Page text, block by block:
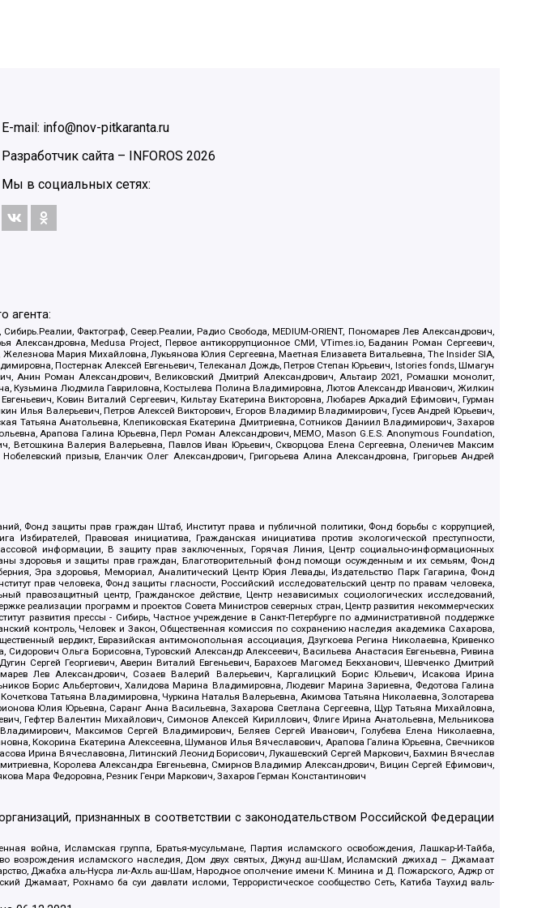
E-mail: info@nov-pitkaranta.ru
Разработчик сайта – INFOROS 2026
Мы в социальных сетях:
агента:
Фактограф, Север.Реалии, Радио Свобода, MEDIUM-ORIENT, Пономарев Лев Александрович,
Medusa Project, Первое антикоррупционное СМИ, VTimes.io, Баданин Роман Сергеевич,
Мария Михайловна, Лукьянова Юлия Сергеевна, Маетная Елизавета Витальевна, The Insider SIA,
Постернак Алексей Евгеньевич, Телеканал Дождь, Петров Степан Юрьевич, Istories fonds, Шмагун
Анин Роман Александрович, Великовский Дмитрий Александрович, Альтаир 2021, Ромашки монолит,
Кузьмина Людмила Гавриловна, Костылева Полина Владимировна, Лютов Александр Иванович, Жилкин
Ковин Виталий Сергеевич, Кильтау Екатерина Викторовна, Любарев Аркадий Ефимович, Гурман
Илья Валерьевич, Петров Алексей Викторович, Егоров Владимир Владимирович, Гусев Андрей Юрьевич,
Анатольевна, Клепиковская Екатерина Дмитриевна, Сотников Даниил Владимирович, Захаров
Арапова Галина Юрьевна, Перл Роман Александрович, МЕМО, Mason G.E.S. Anonymous Foundation,
Валерия Валерьевна, Павлов Иван Юрьевич, Скворцова Елена Сергеевна, Оленичев Максим
призыв, Еланчик Олег Александрович, Григорьева Алина Александровна, Григорьев Андрей
Фонд защиты прав граждан Штаб, Институт права и публичной политики, Фонд борьбы с коррупцией,
Правовая инициатива, Гражданская инициатива против экологической преступности,
информации, В защиту прав заключенных, Горячая Линия, Центр социально-информационных
здоровья и защиты прав граждан, Благотворительный фонд помощи осужденным и их семьям, Фонд
Эра здоровья, Мемориал, Аналитический Центр Юрия Левады, Издательство Парк Гагарина, Фонд
прав человека, Фонд защиты гласности, Российский исследовательский центр по правам человека,
правозащитный центр, Гражданское действие, Центр независимых социологических исследований,
реализации программ и проектов Совета Министров северных стран, Центр развития некоммерческих
развития прессы - Сибирь, Частное учреждение в Санкт-Петербурге по административной поддержке
контроль, Человек и Закон, Общественная комиссия по сохранению наследия академика Сахарова,
вердикт, Евразийская антимонопольная ассоциация, Дзугкоева Регина Николаевна, Кривенко
Ольга Борисовна, Туровский Александр Алексеевич, Васильева Анастасия Евгеньевна, Ривина
Сергей Георгиевич, Аверин Виталий Евгеньевич, Барахоев Магомед Бекханович, Шевченко Дмитрий
Лев Александрович, Созаев Валерий Валерьевич, Каргалицкий Борис Юльевич, Исакова Ирина
Борис Альбертович, Халидова Марина Владимировна, Людевиг Марина Зариевна, Федотова Галина
Татьяна Владимировна, Чуркина Наталья Валерьевна, Акимова Татьяна Николаевна, Золотарева
Юлия Юрьевна, Саранг Анна Васильевна, Захарова Светлана Сергеевна, Щур Татьяна Михайловна,
Гефтер Валентин Михайлович, Симонов Алексей Кириллович, Флиге Ирина Анатольевна, Мельникова
Максимов Сергей Владимирович, Беляев Сергей Иванович, Голубева Елена Николаевна,
Кокорина Екатерина Алексеевна, Шуманов Илья Вячеславович, Арапова Галина Юрьевна, Свечников
Ирина Вячеславовна, Литинский Леонид Борисович, Лукашевский Сергей Маркович, Бахмин Вячеслав
Королева Александра Евгеньевна, Смирнов Владимир Александрович, Вицин Сергей Ефимович,
Мара Федоровна, Резник Генри Маркович, Захаров Герман Константинович
признанных в соответствии с законодательством Российской Федерации
война, Исламская группа, Братья-мусульмане, Партия исламского освобождения, Лашкар-И-Тайба,
возрождения исламского наследия, Дом двух святых, Джунд аш-Шам, Исламский джихад – Джамаат
Джабха аль-Нусра ли-Ахль аш-Шам, Народное ополчение имени К. Минина и Д. Пожарского, Аджр от
Джамаат, Рохнамо ба суи давлати исломи, Террористическое сообщество Сеть, Катиба Таухид валь-